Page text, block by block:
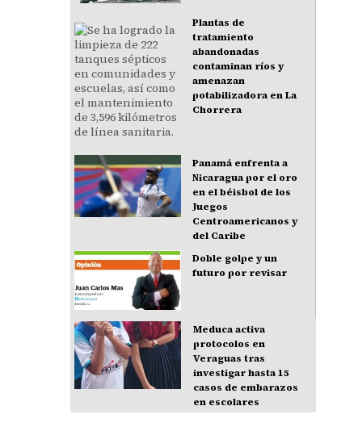
Plantas de
tratamiento
abandonadas
contaminan ríos y
amenazan
potabilizadora en La
Chorrera
Panamá enfrenta a
Nicaragua por el oro
en el béisbol de los
Juegos
Centroamericanos y
del Caribe
Doble golpe y un
futuro por revisar
Meduca activa
protocolos en
Veraguas tras
investigar hasta 15
casos de embarazos
en escolares